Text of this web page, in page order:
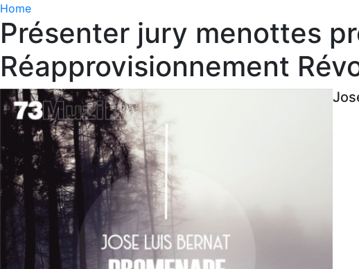
Home
Présenter jury menottes
Réapprovisionnement